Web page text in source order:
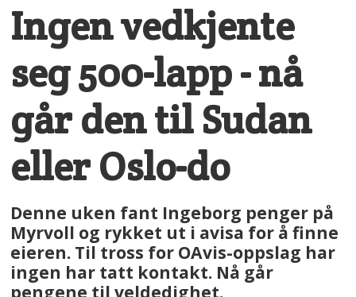
Ingen vedkjente
seg 500-lapp - nå
går den til Sudan
eller Oslo-do
Denne uken fant Ingeborg penger på
Myrvoll og rykket ut i avisa for å finne
eieren. Til tross for OAvis-oppslag har
ingen har tatt kontakt. Nå går
pengene til veldedighet.